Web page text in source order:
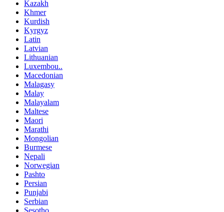
Kazakh
Khmer
Kurdish
Kyrgyz
Latin
Latvian
Lithuanian
Luxembou..
Macedonian
Malagasy
Malay
Malayalam
Maltese
Maori
Marathi
Mongolian
Burmese
Nepali
Norwegian
Pashto
Persian
Punjabi
Serbian
Sesotho